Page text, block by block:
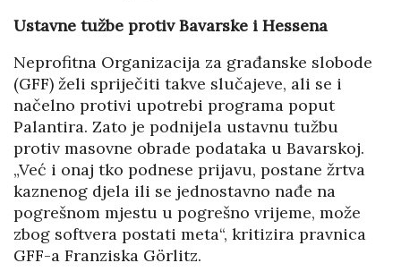
Ustavne tužbe protiv Bavarske i Hessena
Neprofitna Organizacija za građanske slobode
(GFF) želi spriječiti takve slučajeve, ali se i
načelno protivi upotrebi programa poput
Palantira. Zato je podnijela ustavnu tužbu
protiv masovne obrade podataka u Bavarskoj.
„Već i onaj tko podnese prijavu, postane žrtva
kaznenog djela ili se jednostavno nađe na
pogrešnom mjestu u pogrešno vrijeme, može
zbog softvera postati meta“, kritizira pravnica
GFF-a Franziska Görlitz.